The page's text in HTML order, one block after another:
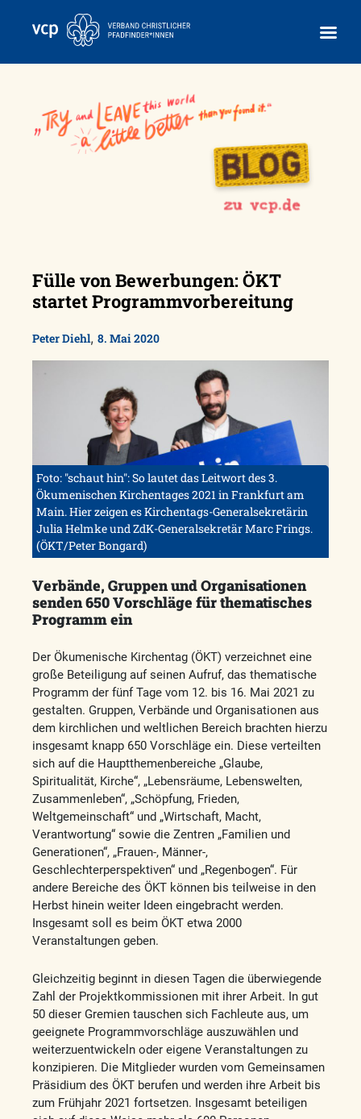
Fülle von Bewerbungen: ÖKT
startet Programmvorbereitung
Peter Diehl, 8. Mai 2020
Foto: "schaut hin": So lautet das Leitwort des 3.
Ökumenischen Kirchentages 2021 in Frankfurt am
Main. Hier zeigen es Kirchentags-Generalsekretärin
Julia Helmke und ZdK-Generalsekretär Marc Frings.
(ÖKT/Peter Bongard)
Verbände, Gruppen und Organisationen
senden 650 Vorschläge für thematisches
Programm ein
Der Ökumenische Kirchentag (ÖKT) verzeichnet eine
große Beteiligung auf seinen Aufruf, das thematische
Programm der fünf Tage vom 12. bis 16. Mai 2021 zu
gestalten. Gruppen, Verbände und Organisationen aus
dem kirchlichen und weltlichen Bereich brachten hierzu
insgesamt knapp 650 Vorschläge ein. Diese verteilten
sich auf die Hauptthemenbereiche „Glaube,
Spiritualität, Kirche“, „Lebensräume, Lebenswelten,
Zusammenleben“, „Schöpfung, Frieden,
Weltgemeinschaft“ und „Wirtschaft, Macht,
Verantwortung“ sowie die Zentren „Familien und
Generationen“, „Frauen-, Männer-,
Geschlechterperspektiven“ und „Regenbogen“. Für
andere Bereiche des ÖKT können bis teilweise in den
Herbst hinein weiter Ideen eingebracht werden.
Insgesamt soll es beim ÖKT etwa 2000
Veranstaltungen geben.
Gleichzeitig beginnt in diesen Tagen die überwiegende
Zahl der Projektkommissionen mit ihrer Arbeit. In gut
50 dieser Gremien tauschen sich Fachleute aus, um
geeignete Programmvorschläge auszuwählen und
weiterzuentwickeln oder eigene Veranstaltungen zu
konzipieren. Die Mitglieder wurden vom Gemeinsamen
Präsidium des ÖKT berufen und werden ihre Arbeit bis
zum Frühjahr 2021 fortsetzen. Insgesamt beteiligen